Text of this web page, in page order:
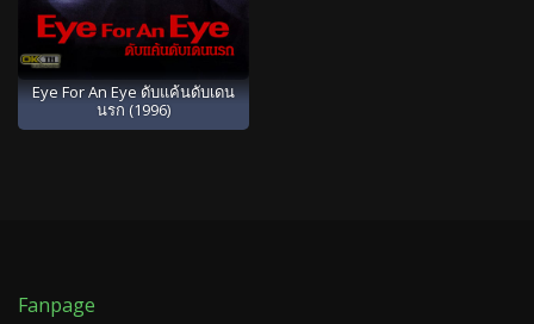
Eye For An Eye ดับแค้นดับเดน
นรก (1996)
Fanpage